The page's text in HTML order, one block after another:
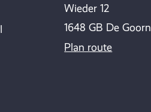
Wieder 12
1648 GB De Goorn
Plan route